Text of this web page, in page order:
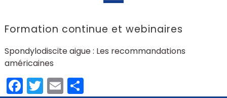
Formation continue et webinaires
Spondylodiscite aigue : Les recommandations
américaines
Facebook
Twitter
EmailPartager